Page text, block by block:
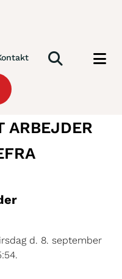
ARBEJDER
d. 8. september